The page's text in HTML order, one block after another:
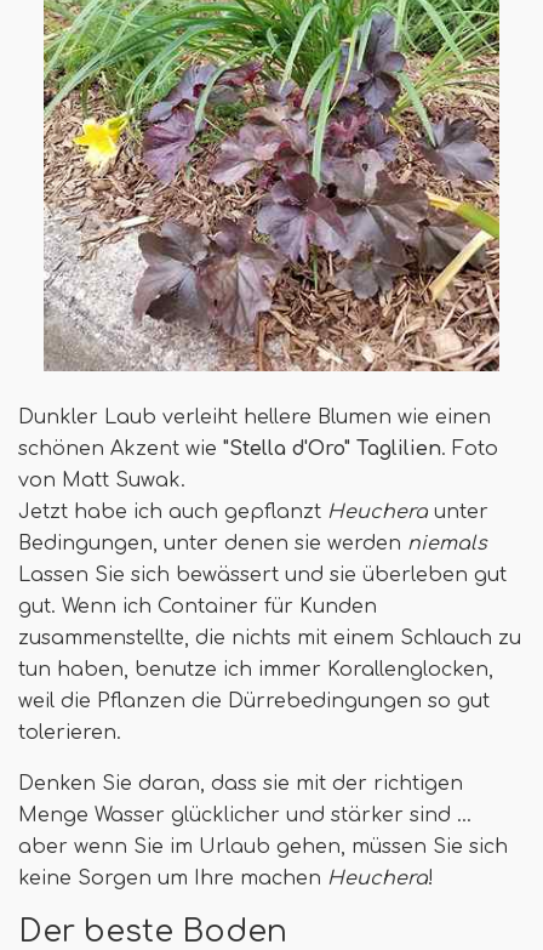
Dunkler Laub verleiht hellere Blumen wie einen
schönen Akzent wie "Stella d'Oro" Taglilien. Foto
von Matt Suwak.
Jetzt habe ich auch gepflanzt Heuchera unter
Bedingungen, unter denen sie werden niemals
Lassen Sie sich bewässert und sie überleben gut
gut. Wenn ich Container für Kunden
zusammenstellte, die nichts mit einem Schlauch zu
tun haben, benutze ich immer Korallenglocken,
weil die Pflanzen die Dürrebedingungen so gut
tolerieren.
Denken Sie daran, dass sie mit der richtigen
Menge Wasser glücklicher und stärker sind ...
aber wenn Sie im Urlaub gehen, müssen Sie sich
keine Sorgen um Ihre machen Heuchera!
Der beste Boden